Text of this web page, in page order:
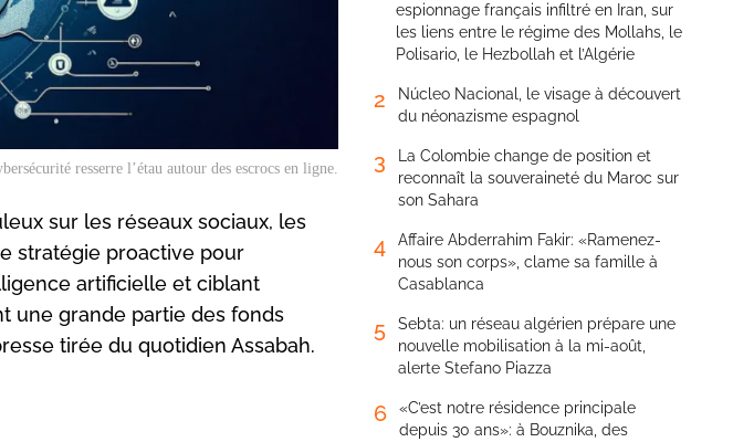
resserre l’étau autour des escrocs en ligne.
sur les réseaux sociaux, les
stratégie proactive pour
artificielle et ciblant
une grande partie des fonds
tirée du quotidien Assabah.
espionnage français infiltré en Iran, sur
les liens entre le régime des Mollahs, le
Polisario, le Hezbollah et l’Algérie
2
Núcleo Nacional, le visage à découvert
du néonazisme espagnol
3
La Colombie change de position et
reconnaît la souveraineté du Maroc sur
son Sahara
4
Affaire Abderrahim Fakir: «Ramenez-
nous son corps», clame sa famille à
Casablanca
5
Sebta: un réseau algérien prépare une
nouvelle mobilisation à la mi-août,
alerte Stefano Piazza
6
«C’est notre résidence principale
depuis 30 ans»: à Bouznika, des